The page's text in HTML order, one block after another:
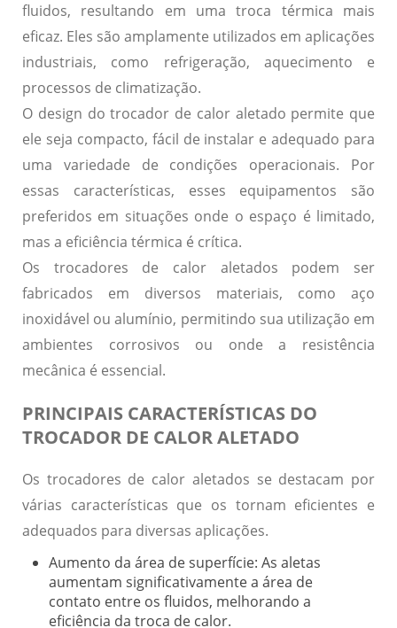
fluidos, resultando em uma troca térmica mais
eficaz. Eles são amplamente utilizados em aplicações
industriais, como refrigeração, aquecimento e
processos de climatização.
O design do trocador de calor aletado permite que
ele seja compacto, fácil de instalar e adequado para
uma variedade de condições operacionais. Por
essas características, esses equipamentos são
preferidos em situações onde o espaço é limitado,
mas a eficiência térmica é crítica.
Os trocadores de calor aletados podem ser
fabricados em diversos materiais, como aço
inoxidável oualumínio, permitindo sua utilização em
ambientes corrosivos ou onde a resistência
mecânica é essencial.
PRINCIPAIS CARACTERÍSTICAS DO
TROCADOR DE CALOR ALETADO
Os trocadores de calor aletados se destacam por
várias características que os tornam eficientes e
adequados para diversas aplicações.
Aumento da área de superfície: As aletas
aumentam significativamente a área de
contato entre os fluidos, melhorando a
eficiência da troca de calor.